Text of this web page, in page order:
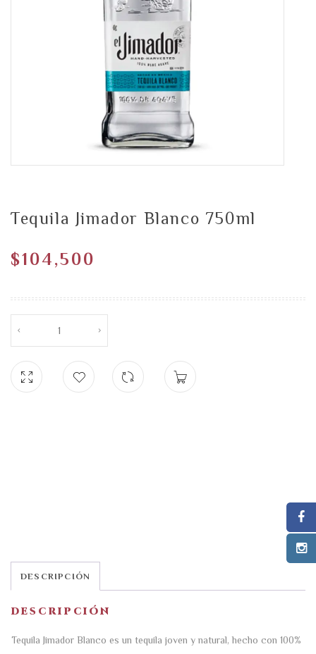
Tequila Jimador Blanco 750ml
$104,500
DESCRIPCIÓN
DESCRIPCIÓN
Tequila Jimador Blanco es un tequila joven y natural, hecho con 100%